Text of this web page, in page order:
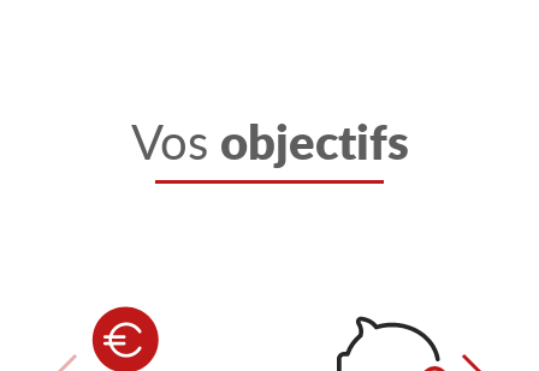
Vos objectifs